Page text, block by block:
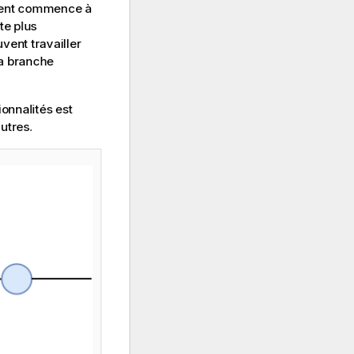
commence à
plus
travailler
branche
est